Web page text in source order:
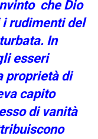
che Dio
rudimenti del
In
esseri
proprietà di
capito
di vanità